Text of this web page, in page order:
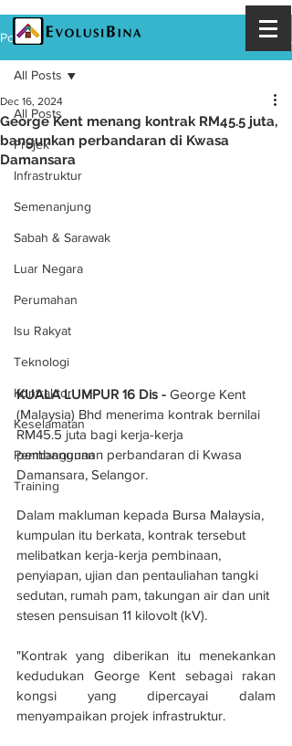
Post
All Posts
Projek
Infrastruktur
Semenanjung
Sabah & Sarawak
Luar Negara
Perumahan
Isu Rakyat
Teknologi
Kontraktor
Keselamatan
Pembangunan
Training
All Posts
George Kent menang kontrak RM45.5 juta,
bangunkan perbandaran di Kwasa
Damansara
Dec 16, 2024
KUALA LUMPUR 16 Dis - George Kent
(Malaysia) Bhd menerima kontrak bernilai
RM45.5 juta bagi kerja-kerja
pembangunan perbandaran di Kwasa
Damansara, Selangor.
Dalam makluman kepada Bursa Malaysia,
kumpulan itu berkata, kontrak tersebut
melibatkan kerja-kerja pembinaan,
penyiapan, ujian dan pentauliahan tangki
sedutan, rumah pam, takungan air dan unit
stesen pensuisan 11 kilovolt (kV).
"Kontrak yang diberikan itu menekankan
kedudukan George Kent sebagai rakan
kongsi yang dipercayai dalam
menyampaikan projek infrastruktur.